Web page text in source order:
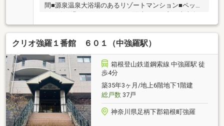
間■源泉温泉大浴場のあるリゾートマンション■ペット
と一緒に過ごせるマンション■陽当たりの良い南東向
きのお部屋■LDK広々15.9帖ゆとりの2LDK■敷地内駐車
場無料■ラグジュアリーな室内空間■ダイニングテーブ
ル、リビング家具一式付き■LDKと6帖の洋室を繋ぐ小
窓付き■箱根登山ケーブルカー『上強羅』駅徒歩3分※
永住は不可です。（管理組合決定事項）
クリオ強羅１番館 ６０１（中強羅駅）
箱根登山鉄道鋼索線 中強羅駅 徒
歩4分
築35年3ヶ月/地上6階地下1階建
総戸数37戸
神奈川県足柄下郡箱根町強羅